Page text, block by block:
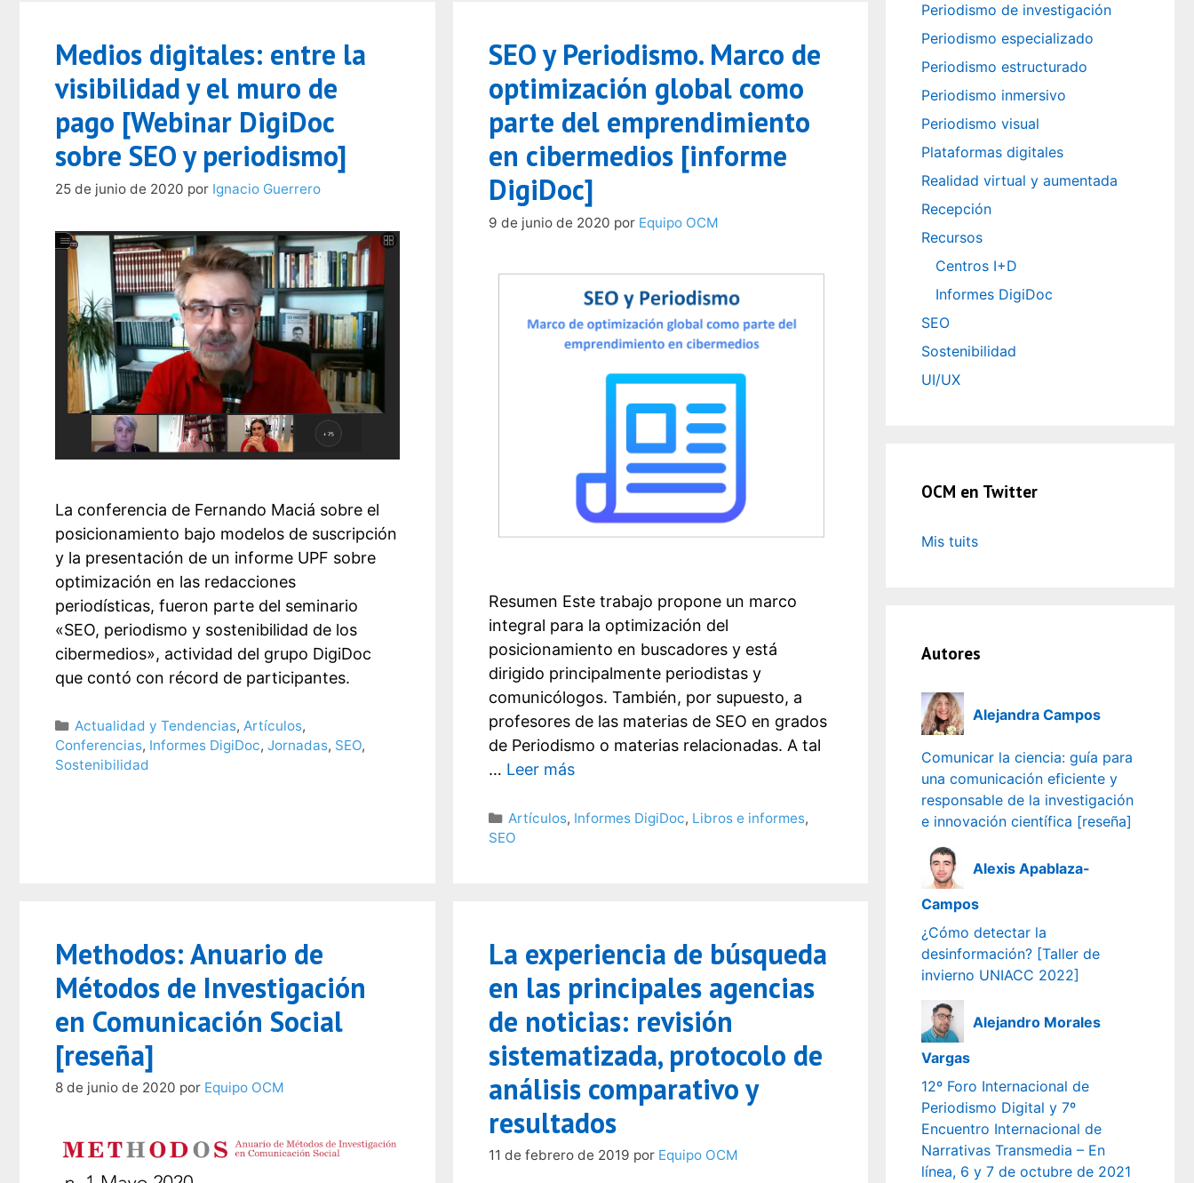
Medios digitales: entre la
visibilidad y el muro de
pago [Webinar DigiDoc
sobre SEO y periodismo]
25 de junio de 2020 por Ignacio Guerrero
La conferencia de Fernando Maciá sobre el
posicionamiento bajo modelos de suscripción
y la presentación de un informe UPF sobre
optimización en las redacciones
periodísticas, fueron parte del seminario
«SEO, periodismo y sostenibilidad de los
cibermedios», actividad del grupo DigiDoc
que contó con récord de participantes.
Categorías
Actualidad y Tendencias,Artículos,
Conferencias, Informes DigiDoc, Jornadas, SEO,
Sostenibilidad
SEO y Periodismo. Marco de
optimización global como
parte del emprendimiento
en cibermedios [informe
DigiDoc]
9 de junio de 2020 por Equipo OCM
Resumen Este trabajo propone un marco
integral para la optimización del
posicionamiento en buscadores y está
dirigido principalmente periodistas y
comunicólogos. También, por supuesto, a
profesores de las materias de SEO en grados
de Periodismo o materias relacionadas. A tal
… Leer más
Categorías
Artículos, Informes DigiDoc, Libros e informes,
SEO
Methodos: Anuario de
Métodos de Investigación
en Comunicación Social
[reseña]
8 de junio de 2020 por Equipo OCM
La experiencia de búsqueda
en las principales agencias
de noticias: revisión
sistematizada, protocolo de
análisis comparativo y
resultados
11 de febrero de 2019 por Equipo OCM
Periodismo de investigación
Periodismo especializado
Periodismo estructurado
Periodismo inmersivo
Periodismo visual
Plataformas digitales
Realidad virtual y aumentada
Recepción
Recursos
Centros I+D
Informes DigiDoc
SEO
Sostenibilidad
UI/UX
OCM en Twitter
Mis tuits
Autores
Alejandra Campos
Comunicar la ciencia: guía para
una comunicación eficiente y
responsable de la investigación
e innovación científica [reseña]
Alexis Apablaza-
Campos
¿Cómo detectar la
desinformación? [Taller de
invierno UNIACC 2022]
Alejandro Morales
Vargas
12º Foro Internacional de
Periodismo Digital y 7º
Encuentro Internacional de
Narrativas Transmedia – En
línea, 6 y 7 de octubre de 2021